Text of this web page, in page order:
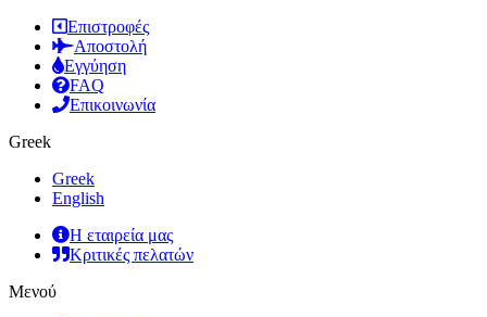
Επιστροφές
Αποστολή
Εγγύηση
FAQ
Επικοινωνία
Greek
Greek
English
Η εταιρεία μας
Κριτικές πελατών
Μενού